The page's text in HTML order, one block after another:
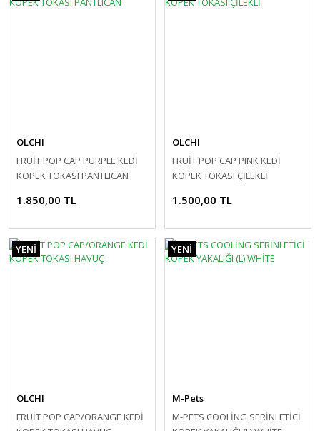
OLCHI
FRUİT POP CAP PURPLE KEDİ
KÖPEK TOKASI PANTLICAN
1.850,00 TL
OLCHI
FRUİT POP CAP PINK KEDİ
KÖPEK TOKASI ÇİLEKLİ
1.500,00 TL
YENİ
OLCHI
FRUİT POP CAP/ORANGE KEDİ
YENİ
M-Pets
M-PETS COOLİNG SERİNLETİCİ